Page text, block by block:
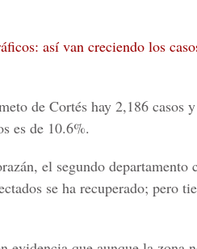
así van creciendo los
de Cortés hay 2,186 casos
es de 10.6%.
, el segundo departamento
se ha recuperado; pero